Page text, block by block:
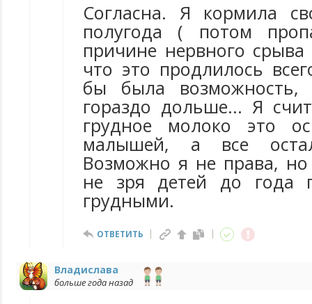
Согласна. Я кормила
полугода ( потом
причине нервного
что это продлилось
бы была
гораздо дольше... Я
грудное молоко это
малышей, а все
Возможно я не права,
не зря детей до года
грудными.
ОТВЕТИТЬ
Владислава
больше года назад